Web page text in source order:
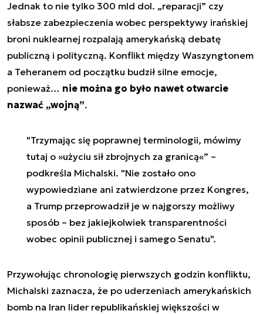
Jednak to nie tylko 300 mld dol. „reparacji” czy
słabsze zabezpieczenia wobec perspektywy irańskiej
broni nuklearnej rozpalają amerykańską debatę
publiczną i polityczną. Konflikt między Waszyngtonem
a Teheranem od początku budził silne emocje,
ponieważ… nie można go było nawet otwarcie
nazwać „wojną”.
"Trzymając się poprawnej terminologii, mówimy
tutaj o »użyciu sił zbrojnych za granicą«” –
podkreśla Michalski. "Nie zostało ono
wypowiedziane ani zatwierdzone przez Kongres,
a Trump przeprowadził je w najgorszy możliwy
sposób – bez jakiejkolwiek transparentności
wobec opinii publicznej i samego Senatu".
Przywołując chronologię pierwszych godzin konfliktu,
Michalski zaznacza, że po uderzeniach amerykańskich
bomb na Iran lider republikańskiej większości w